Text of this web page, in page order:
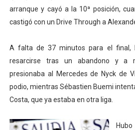
arranque y cayó a la 10ª posición,
castigó con un Drive Through a
A falta de 37 minutos para el final,
resarcirse tras un abandono y a
presionaba al Mercedes de Nyck de
podio, mientras Sébastien Buemi
Costa, que ya estaba en otra liga.